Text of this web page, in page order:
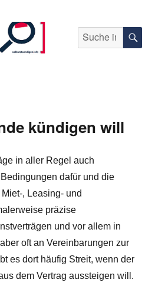
Suche
nach:
kündigen will
in aller Regel auch
dafür und die
, Leasing- und
präzise
und vor allem in
oft an Vereinbarungen zur
es dort häufig Streit, wenn der
dem Vertrag aussteigen will.